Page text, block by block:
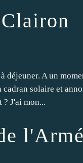
déjeuner. A un
cadran solaire et
J'ai mon...